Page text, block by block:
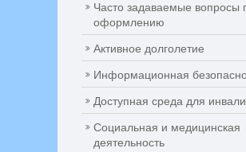
Часто задаваемые вопросы
оформлению
Активное долголетие
Информационная
Доступная среда для
Социальная и медицинская
деятельность